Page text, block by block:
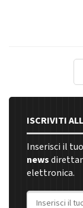
ISCRIVITI
Inserisci il
news
elettronica.
Indirizzo